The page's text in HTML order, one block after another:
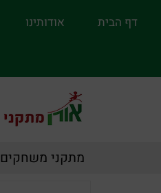
דף הבית אודותינו
מתקני משחקים